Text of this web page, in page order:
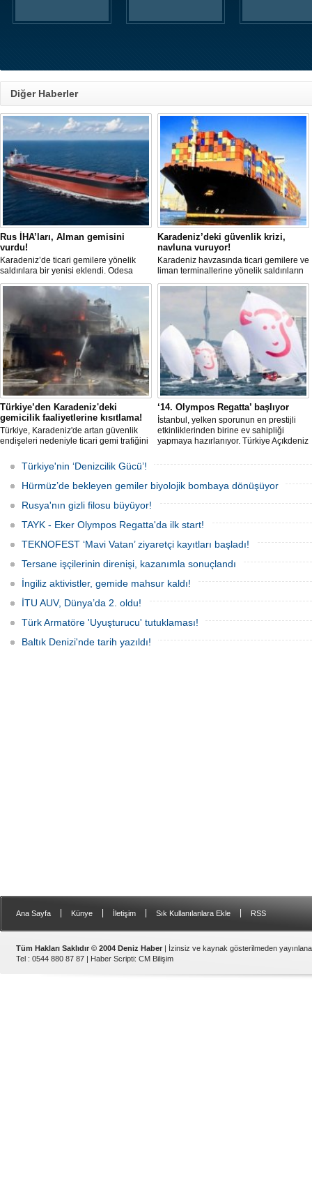
Diğer Haberler
Rus İHA’ları, Alman gemisini
vurdu!
Karadeniz’de ticari gemilere yönelik
saldırılara bir yenisi eklendi. Odesa
açıklarında birden fazla İHA’nın hedef
aldığı Alman işletmesindeki Emil
gemisinde yangın çıktı; teknik sistemler
durunca mürettebat tahliye edildi.
Karadeniz’deki güvenlik krizi,
navluna vuruyor!
Karadeniz havzasında ticari gemilere ve
liman terminallerine yönelik saldırıların
artması küresel emtia taşımacılığını
sekteye uğrattı. Risk artışıyla birlikte
ortalama petrol tankeri maliyetleri 300
bin doları aşarken, savaş sigortası
primleri iki katına çıkarak navlun
fiyatlarında yüzde 50’yi geçen
yükselişleri beraberinde getirdi.
Türkiye’den Karadeniz'deki
gemicilik faaliyetlerine kısıtlama!
Türkiye, Karadeniz'de artan güvenlik
endişeleri nedeniyle ticari gemi trafiğini
bölgedeki gıda güvenliğini tehdit ediyor.
‘14. Olympos Regatta’ başlıyor
İstanbul, yelken sporunun en prestijli
etkinliklerinden birine ev sahipliği
yapmaya hazırlanıyor. Türkiye Açıkdeniz
Federasyonu ve Eker Süt Ürünleri iş
TAYK - Eker Olympos Regatta, 7
Ağustos'ta start alacak ve 16 Ağustos'a
kadar deniz tutkunlarını bir araya
Türkiye'nin ‘Denizcilik Gücü’!
Hürmüz’de bekleyen gemiler biyolojik bombaya dönüşüyor
Rusya'nın gizli filosu büyüyor!
TAYK - Eker Olympos Regatta'da ilk start!
TEKNOFEST ‘Mavi Vatan’ ziyaretçi kayıtları başladı!
Tersane işçilerinin direnişi, kazanımla sonuçlandı
İngiliz aktivistler, gemide mahsur kaldı!
İTU AUV, Dünya’da 2. oldu!
Türk Armatöre 'Uyuşturucu' tutuklaması!
Baltık Denizi'nde tarih yazıldı!
Ana Sayfa Künye İletişim Sık Kullanılanlara Ekle RSS
Tüm Hakları Saklıdır © 2004 Deniz Haber | İzinsiz ve kaynak gösterilmeden
Tel : 0544 880 87 87 | Haber Scripti: CM Bilişim